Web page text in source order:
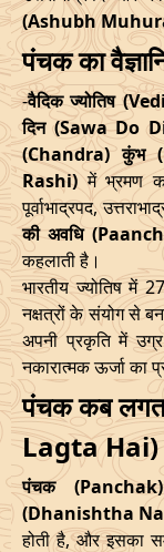
06/07/2026
09/07/2026
12/07/2026
17/07/2026
21/07/2026
24/07/2026
28/07/2026
Start
Date
01/08/2026
Start
Date
10/05/2026
Start
Date
06/06/2026
Start
Date
04/07/2026
(Ashubh
पंचक का
-वैदिक ज्योतिष
दिन (Sawa Do
(Chandra) कुंभ
Rashi)में भ्रमण
पूर्वाभाद्रपद,
की अवधि
कहलाती है।
भारतीय ज्योतिष में
नक्षत्रों के संयोग से
अपनी प्रकृति में
नकारात्मक ऊर्जा का
पंचक कब
Lagta Hai)
पंचक (Panchak)
(Dhanishtha
होती है, और इसका